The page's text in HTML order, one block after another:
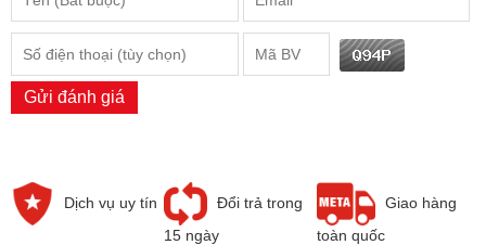
Gửi đánh giá
Dịch vụ uy tín
Đổi trả trong
15 ngày
Giao hàng
toàn quốc